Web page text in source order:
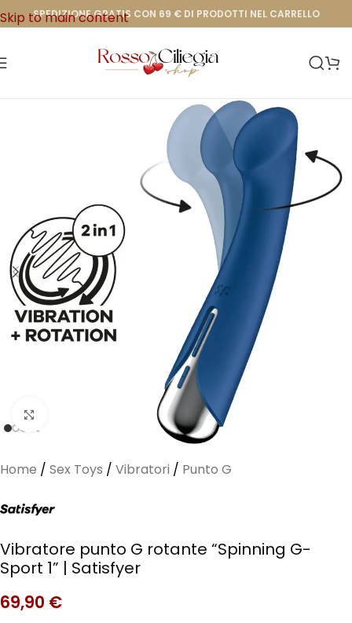
Skip to main content
SPEDIZIONE GRATIS CON 69 € DI PRODOTTI NEL CARRELLO
Clicca per ingrandire
Home / Sex Toys / Vibratori / Punto G
Vibratore punto G rotante “Spinning G-
Sport 1” | Satisfyer
69,90 €